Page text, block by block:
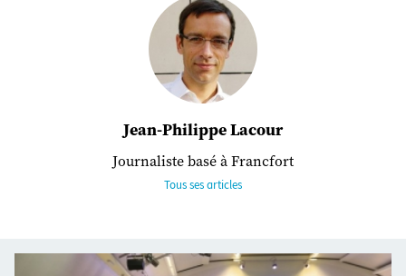
Jean-Philippe Lacour
Journaliste basé à Francfort
Tous ses articles